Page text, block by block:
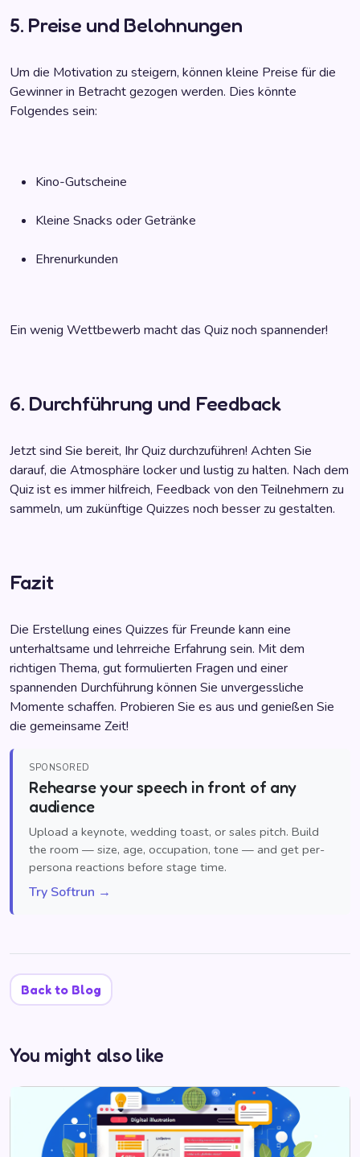
5. Preise und Belohnungen
Um die Motivation zu steigern, können kleine Preise für die
Gewinner in Betracht gezogen werden. Dies könnte
Folgendes sein:
Kino-Gutscheine
Kleine Snacks oder Getränke
Ehrenurkunden
Ein wenig Wettbewerb macht das Quiz noch spannender!
6. Durchführung und Feedback
Jetzt sind Sie bereit, Ihr Quiz durchzuführen! Achten Sie
darauf, die Atmosphäre locker und lustig zu halten. Nach dem
Quiz ist es immer hilfreich, Feedback von den Teilnehmern zu
sammeln, um zukünftige Quizzes noch besser zu gestalten.
Fazit
Die Erstellung eines Quizzes für Freunde kann eine
unterhaltsame und lehrreiche Erfahrung sein. Mit dem
richtigen Thema, gut formulierten Fragen und einer
spannenden Durchführung können Sie unvergessliche
Momente schaffen. Probieren Sie es aus und genießen Sie
die gemeinsame Zeit!
SPONSORED
Rehearse your speech in front of any
audience
Upload a keynote, wedding toast, or sales pitch. Build
the room — size, age, occupation, tone — and get per-
persona reactions before stage time.
Try Softrun →
Back to Blog
You might also like